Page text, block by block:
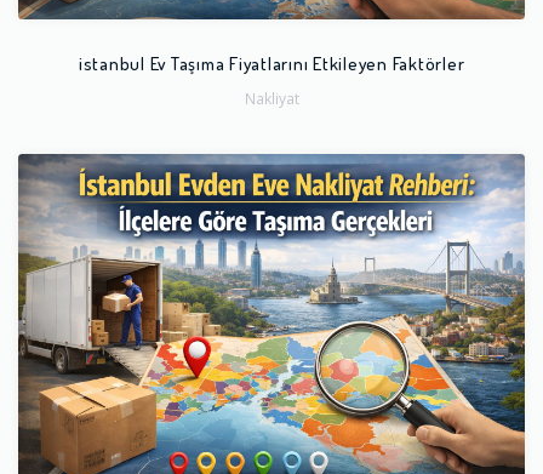
istanbul Ev Taşıma Fiyatlarını Etkileyen Faktörler
Nakliyat